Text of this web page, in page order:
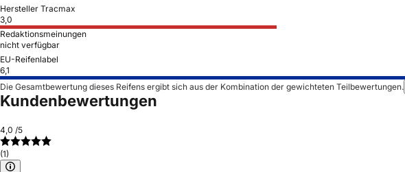
Hersteller Tracmax
3,0
Redaktionsmeinungen
nicht verfügbar
EU-Reifenlabel
6,1
Die Gesamtbewertung dieses Reifens ergibt sich aus der Kombination der gewichteten Teilbewertungen.
Kundenbewertungen
4,0 /5
(1)